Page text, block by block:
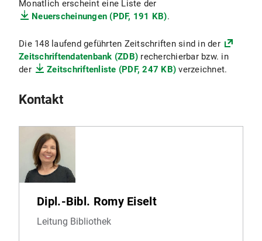
Monatlich erscheint eine Liste der
Neuerscheinungen (PDF, 191 KB).
Die 148 laufend geführten Zeitschriften sind in der
Zeitschriftendatenbank (ZDB) recherchierbar bzw. in
der
Zeitschriftenliste (PDF, 247 KB) verzeichnet.
Kontakt
Dipl.-Bibl. Romy Eiselt
Leitung Bibliothek